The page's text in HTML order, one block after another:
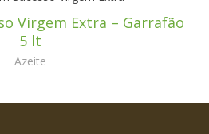
Virgem Extra – Garrafão
5 lt
Azeite